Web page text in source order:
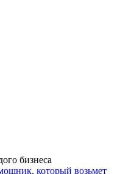
бизнеса
который возьмет